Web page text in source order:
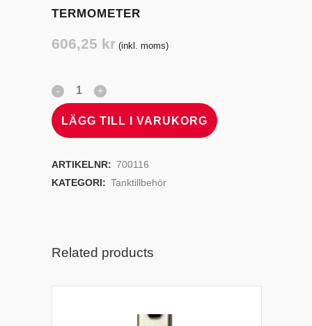
TERMOMETER
606,25 kr (inkl. moms)
LÄGG TILL I VARUKORG
ARTIKELNR: 700116
KATEGORI: Tanktillbehör
Related products